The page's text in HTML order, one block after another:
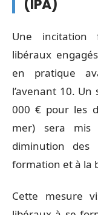
(IPA)
Une incitation
libéraux
en pratique
l’avenant 10.
000 € pour les
mer) sera mis
diminution
formation et à la
Cette mesure